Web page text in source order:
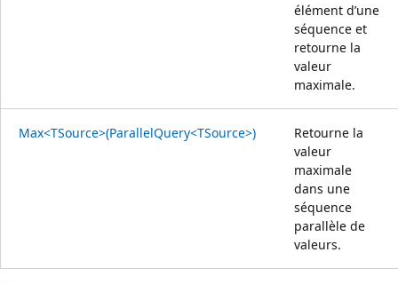
élément d’une
séquence et
retourne la
valeur
maximale.
Max<TSource>(ParallelQuery<TSource>)
Retourne la
valeur
maximale
dans une
séquence
parallèle de
valeurs.